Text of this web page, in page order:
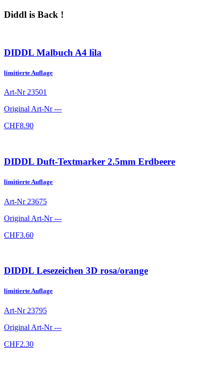
Diddl is Back !
DIDDL Malbuch A4 lila
limitierte Auflage
Art-Nr23501
Original Art-Nr---
CHF8.90
DIDDL Duft-Textmarker 2.5mm Erdbeere
limitierte Auflage
Art-Nr 23675
Original Art-Nr---
CHF3.60
DIDDL Lesezeichen 3D rosa/orange
limitierte Auflage
Art-Nr 23795
Original Art-Nr---
CHF2.30